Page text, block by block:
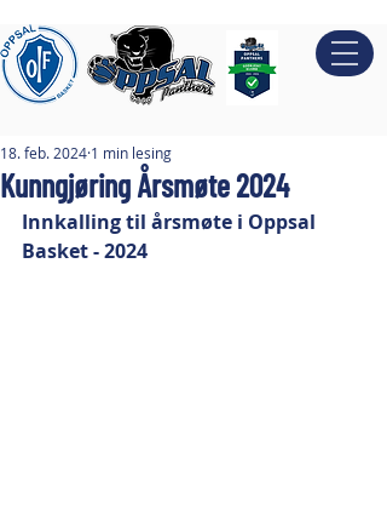
Kunngjøring Årsmøte 2024
18. feb. 2024 1 min lesing
Innkalling til årsmøte i Oppsal
Basket - 2024